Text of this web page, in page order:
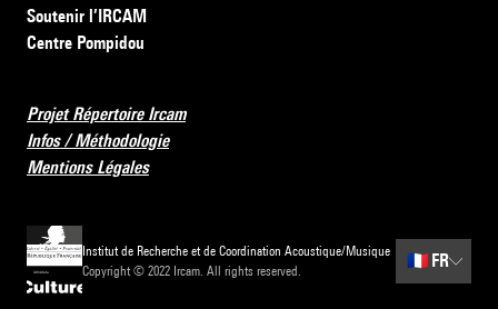
Soutenir l’IRCAM
Centre Pompidou
Projet Répertoire Ircam
Infos / Méthodologie
Mentions Légales
Institut de Recherche et de Coordination Acoustique/Musique
Copyright © 2022 Ircam. All rights reserved.
🇫🇷 FR